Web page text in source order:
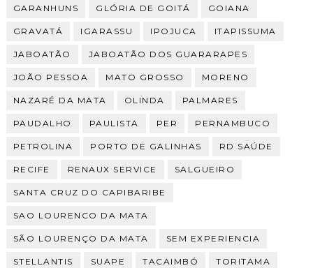
GARANHUNS GLÓRIA DE GOITÁ GOIANA
GRAVATÁ IGARASSU IPOJUCA ITAPISSUMA
JABOATÃO JABOATÃO DOS GUARARAPES
JOÃO PESSOA MATO GROSSO MORENO
NAZARÉ DA MATA OLINDA PALMARES
PAUDALHO PAULISTA PER PERNAMBUCO
PETROLINA PORTO DE GALINHAS RD SAÚDE
RECIFE RENAUX SERVICE SALGUEIRO
SANTA CRUZ DO CAPIBARIBE
SAO LOURENCO DA MATA
SÃO LOURENÇO DA MATA SEM EXPERIENCIA
STELLANTIS SUAPE TACAIMBÓ TORITAMA